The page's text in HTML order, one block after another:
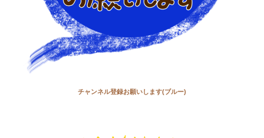
チャンネル登録お願いします(ブルー)